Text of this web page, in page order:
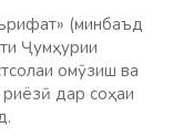
(минбаъд
Ҷумҳурии
омӯзиш ва
дар соҳаи